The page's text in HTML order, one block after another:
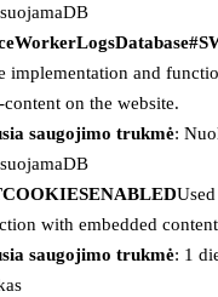
implementation and
on the website.
saugojimo trukmė:
with embedded
saugojimo trukmė: 1